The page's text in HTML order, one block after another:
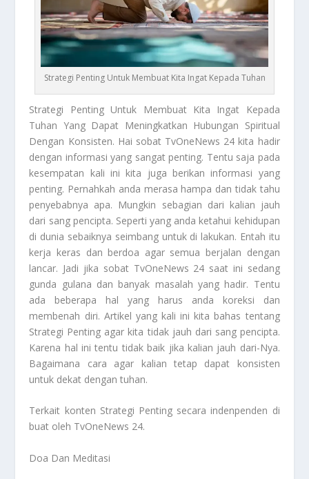
Strategi Penting Untuk Membuat Kita Ingat Kepada Tuhan
Strategi PentingUntuk Membuat Kita Ingat Kepada
Tuhan Yang Dapat Meningkatkan Hubungan Spiritual
Dengan Konsisten. Hai sobat TvOneNews 24 kita hadir
dengan informasi yang sangat penting. Tentu saja pada
kesempatan kali ini kita juga berikan informasi yang
penting. Pernahkah anda merasa hampa dan tidak tahu
penyebabnya apa. Mungkin sebagian dari kalian jauh
dari sang pencipta. Seperti yang anda ketahui kehidupan
di dunia sebaiknya seimbang untuk di lakukan. Entah itu
kerja keras dan berdoa agar semua berjalan dengan
lancar. Jadi jika sobat TvOneNews 24 saat ini sedang
gunda gulana dan banyak masalah yang hadir. Tentu
ada beberapa hal yang harus anda koreksi dan
membenah diri. Artikel yang kali ini kita bahas tentang
Strategi Penting agar kita tidak jauh dari sang pencipta.
Karena hal ini tentu tidak baik jika kalian jauh dari-Nya.
Bagaimana cara agar kalian tetap dapat konsisten
untuk dekat dengan tuhan.
Terkait konten Strategi Penting secara indenpenden di
buat oleh TvOneNews 24.
Doa Dan Meditasi